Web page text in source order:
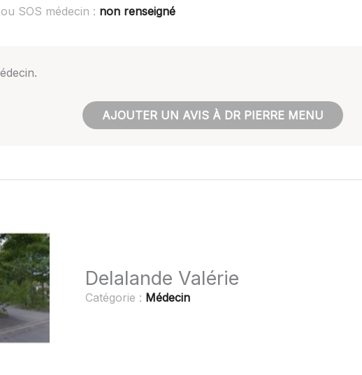
SOS médecin : non renseigné
AJOUTER UN AVIS À DR PIERRE MENU
Delalande Valérie
Catégorie : Médecin